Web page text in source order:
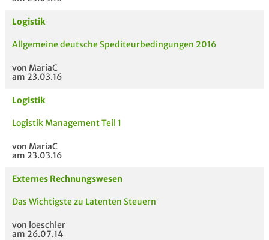
Logistik
Allgemeine deutsche Spediteurbedingungen 2016
von MariaC
am 23.03.16
Logistik
Logistik Management Teil 1
von MariaC
am 23.03.16
Externes Rechnungswesen
Das Wichtigste zu Latenten Steuern
von loeschler
am 26.07.14